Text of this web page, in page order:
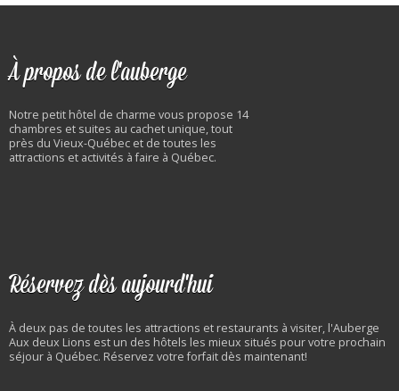
À propos de l'auberge
Notre petit hôtel de charme vous propose 14
chambres et suites au cachet unique, tout
près du Vieux-Québec et de toutes les
attractions et activités à faire à Québec.
Réservez dès aujourd'hui
À deux pas de toutes les attractions et restaurants à visiter, l'Auberge
Aux deux Lions est un des hôtels les mieux situés pour votre prochain
séjour à Québec. Réservez votre forfait dès maintenant!